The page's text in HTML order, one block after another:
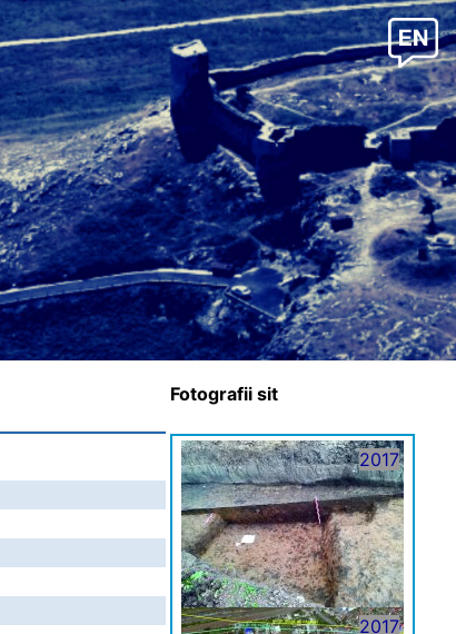
Fotografii sit
2017
2017